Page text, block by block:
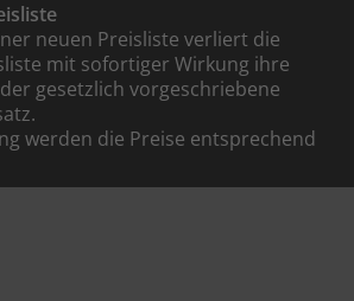
neuen Preisliste verliert die
mit sofortiger Wirkung ihre
gesetzlich vorgeschriebene
werden die Preise entsprechend